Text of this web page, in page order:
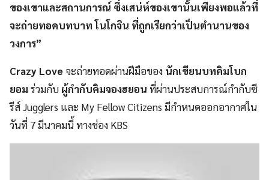
ของเขาและสถานการณ์ ซึ่งเสน่ห์ของเขานั้นเพียงพอแล้วที่
จะถ่ายทอดบทบาท โนโกจิน ที่ถูกเรียกว่าเป็นตำนานของ
วงการ”
Crazy Love จะถ่ายทอดผ่านฝีมือของ นักเขียนบทคิมโบก
ยอม ร่วมกับ ผู้กำกับคิมจองฮยอน ที่ผ่านประสบการณ์กำกับซี
รีส์ Jugglers และ My Fellow Citizens มีกำหนดออกอากาศใน
วันที่ 7 มีนาคมนี้ ทางช่อง KBS